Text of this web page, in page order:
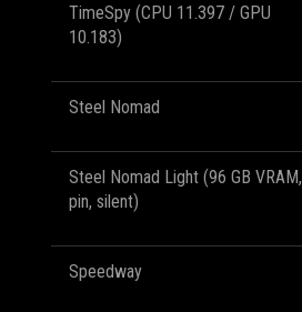
TimeSpy (CPU 11.397 / GPU
10.183)
Steel Nomad
Steel Nomad Light (96 GB VRAM,
pin, silent)
Speedway